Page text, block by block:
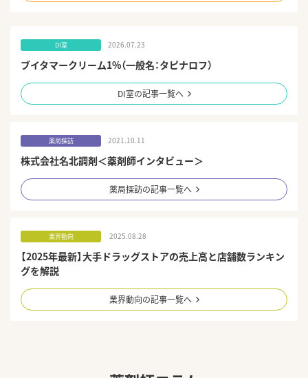
DI室 2026.07.23
ブイタマークリーム1%（一般名：タピナロフ）
DI室の記事一覧へ
薬局探訪 2021.10.11
株式会社名北調剤＜薬剤師インタビュー＞
薬局探訪の記事一覧へ
業界動向 2025.08.28
【2025年最新】大手ドラッグストアの売上高と店舗数ランキン
グを解説
業界動向の記事一覧へ